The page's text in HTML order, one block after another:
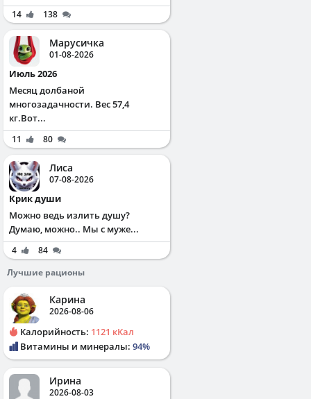
14 138
Марусичка
01-08-2026
Июль 2026
Месяц долбаной
многозадачности. Вес 57,4
кг.Вот...
11 80
Лиса
07-08-2026
Крик души
Можно ведь излить душу?
Думаю, можно.. Мы с муже...
4
84
Лучшие рационы
Карина
2026-08-06
Калорийность: 1121 кКал
Витамины и минералы: 94%
Ирина
2026-08-03